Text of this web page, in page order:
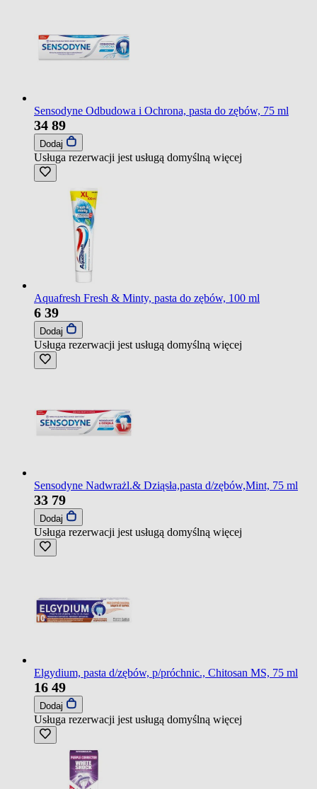
Sensodyne Odbudowa i Ochrona, pasta do zębów, 75 ml
34 89
Dodaj
Usługa rezerwacji jest usługą domyślną więcej
Aquafresh Fresh & Minty, pasta do zębów, 100 ml
6 39
Dodaj
Usługa rezerwacji jest usługą domyślną więcej
Sensodyne Nadwrażl.& Dziąsła,pasta d/zębów,Mint, 75 ml
33 79
Dodaj
Usługa rezerwacji jest usługą domyślną więcej
Elgydium, pasta d/zębów, p/próchnic., Chitosan MS, 75 ml
16 49
Dodaj
Usługa rezerwacji jest usługą domyślną więcej